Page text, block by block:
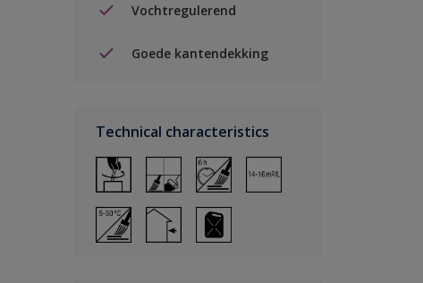
Vochtregulerend
Goede kantendekking
Technical characteristics